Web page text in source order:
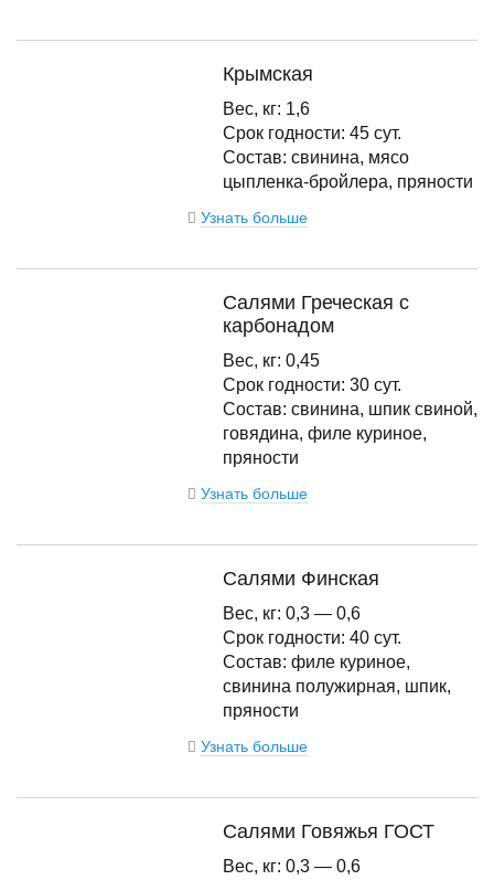
Крымская
Вес, кг: 1,6
Срок годности: 45 сут.
Состав: свинина, мясо
цыпленка-бройлера, пряности
Узнать больше
Салями Греческая с
карбонадом
Вес, кг: 0,45
Срок годности: 30 сут.
Состав: свинина, шпик свиной,
говядина, филе куриное,
пряности
Узнать больше
Салями Финская
Вес, кг: 0,3 — 0,6
Срок годности: 40 сут.
Состав: филе куриное,
свинина полужирная, шпик,
пряности
Узнать больше
Салями Говяжья ГОСТ
Вес, кг: 0,3 — 0,6